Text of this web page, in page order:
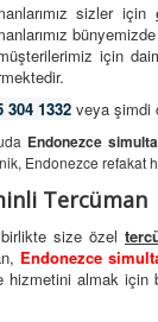
sizler için
için
304 1332 veya şimdi
Endonezce
Endonezce refakat
Tercüman
size özel
Endonezce
hizmetini almak